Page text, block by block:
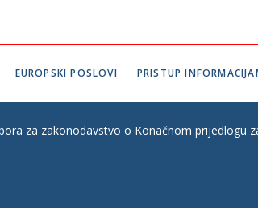
EUROPSKI POSLOVI PRISTUP
za zakonodavstvo o Konačnom prijedlogu